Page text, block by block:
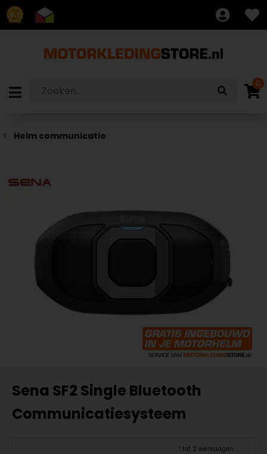
8.7
0
Helm communicatie
Sena SF2 Single Bluetooth
Communicatiesysteem
1 tot 2 werkdagen